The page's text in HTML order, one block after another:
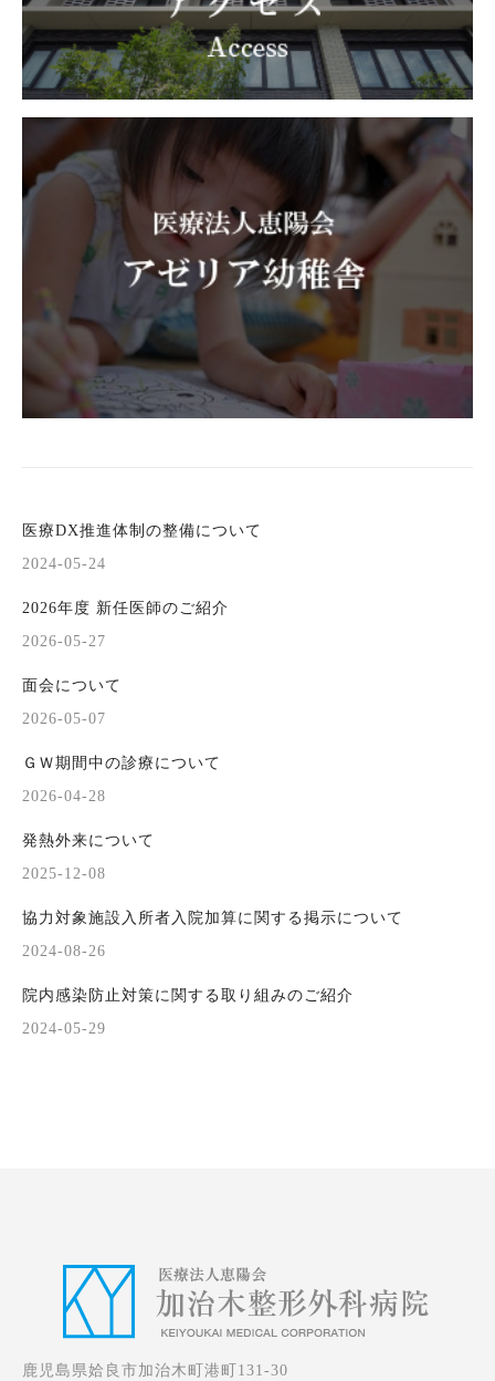
医療DX推進体制の整備について
2024-05-24
2026年度 新任医師のご紹介
2026-05-27
面会について
2026-05-07
ＧＷ期間中の診療について
2026-04-28
発熱外来について
2025-12-08
協力対象施設入所者入院加算に関する掲示について
2024-08-26
院内感染防止対策に関する取り組みのご紹介
2024-05-29
鹿児島県姶良市加治木町港町131-30